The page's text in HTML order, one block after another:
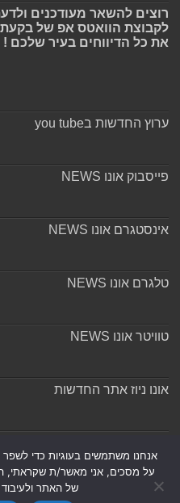
רוצים להשאר מעודכנים
לקבוצת הוואטס אפ של בקעת
את כל הדיווחים בעיר שלכם !
ערוץ החדשות בyou tube
פייסבוק אונו NEWS
אינסטגרם אונו NEWS
טלגרם אונו NEWS
טוויטר אונו NEWS
אונו ניוז אתר החדשות
אנחנו משתמשים בעוגיות כדי
על מסכים, אני מאשר/ת שקראתי,
של האתר